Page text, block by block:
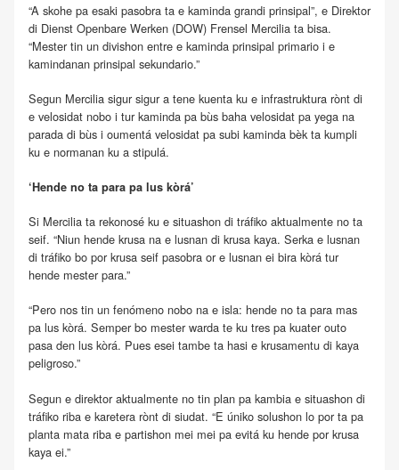
“A skohe pa esaki pasobra ta e kaminda grandi prinsipal”, e Direktor
di Dienst Openbare Werken (DOW) Frensel Mercilia ta bisa.
“Mester tin un divishon entre e kaminda prinsipal primario i e
kamindanan prinsipal sekundario.”
Segun Mercilia sigur sigur a tene kuenta ku e infrastruktura rònt di
e velosidat nobo i tur kaminda pa bùs baha velosidat pa yega na
parada di bùs i oumentá velosidat pa subi kaminda bèk ta kumpli
ku e normanan ku a stipulá.
‘Hende no ta para pa lus kòrá’
Si Mercilia ta rekonosé ku e situashon di tráfiko aktualmente no ta
seif. “Niun hende krusa na e lusnan di krusa kaya. Serka e lusnan
di tráfiko bo por krusa seif pasobra or e lusnan ei bira kòrá tur
hende mester para.”
“Pero nos tin un fenómeno nobo na e isla: hende no ta para mas
pa lus kòrá. Semper bo mester warda te ku tres pa kuater outo
pasa den lus kòrá. Pues esei tambe ta hasi e krusamentu di kaya
peligroso.”
Segun e direktor aktualmente no tin plan pa kambia e situashon di
tráfiko riba e karetera rònt di siudat. “E úniko solushon lo por ta pa
planta mata riba e partishon mei mei pa evitá ku hende por krusa
kaya ei.”